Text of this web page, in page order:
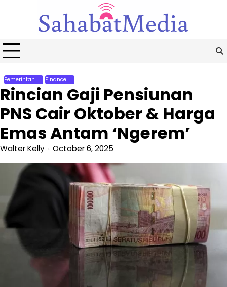
Pemerintah Finance
Rincian Gaji Pensiunan
PNS Cair Oktober & Harga
Emas Antam ‘Ngerem’
Walter Kelly October 6, 2025